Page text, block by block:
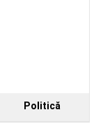
Politică